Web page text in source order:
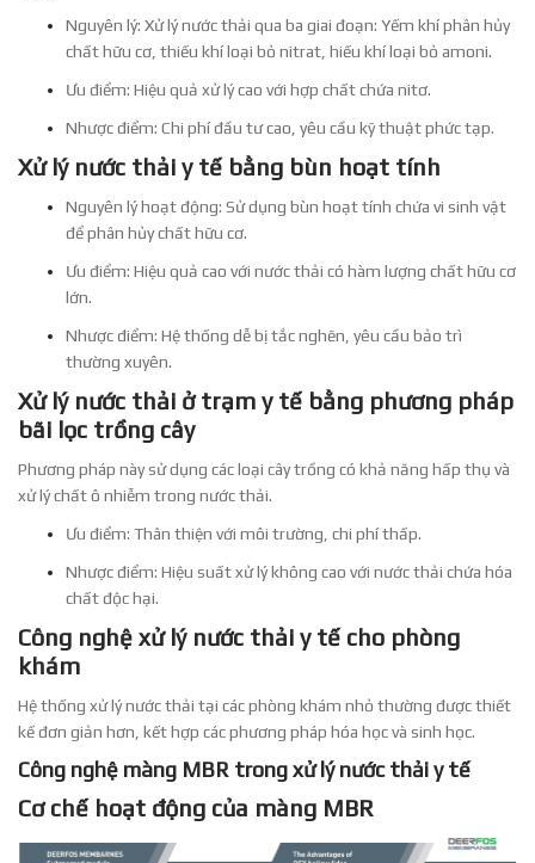
Nguyên lý: Xử lý nước thải qua ba giai đoạn: Yếm khí phân hủy
chất hữu cơ, thiếu khí loại bỏ nitrat, hiếu khí loại bỏ amoni.
Ưu điểm: Hiệu quả xử lý cao với hợp chất chứa nitơ.
Nhược điểm: Chi phí đầu tư cao, yêu cầu kỹ thuật phức tạp.
Xử lý nước thải y tế bằng bùn hoạt tính
Nguyên lý hoạt động: Sử dụng bùn hoạt tính chứa vi sinh vật
để phân hủy chất hữu cơ.
Ưu điểm: Hiệu quả cao với nước thải có hàm lượng chất hữu cơ
lớn.
Nhược điểm: Hệ thống dễ bị tắc nghẽn, yêu cầu bảo trì
thường xuyên.
Xử lý nước thải ở trạm y tế bằng phương pháp
bãi lọc trồng cây
Phương pháp này sử dụng các loại cây trồng có khả năng hấp thụ và
xử lý chất ô nhiễm trong nước thải.
Ưu điểm: Thân thiện với môi trường, chi phí thấp.
Nhược điểm: Hiệu suất xử lý không cao với nước thải chứa hóa
chất độc hại.
Công nghệ xử lý nước thải y tế cho phòng
khám
Hệ thống xử lý nước thải tại các phòng khám nhỏ thường được thiết
kế đơn giản hơn, kết hợp các phương pháp hóa học và sinh học.
Công nghệ màng MBR trong xử lý nước thải y tế
Cơ chế hoạt động của màng MBR